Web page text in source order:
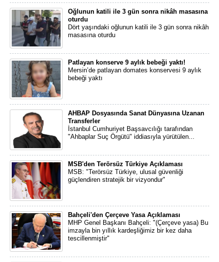
Oğlunun katili ile 3 gün sonra nikâh masasına
oturdu
Dört yaşındaki oğlunun katili ile 3 gün sonra nikâh
masasına oturdu
Patlayan konserve 9 aylık bebeği yaktı!
Mersin’de patlayan domates konservesi 9 aylık
bebeği yaktı
AHBAP Dosyasında Sanat Dünyasına Uzanan
Transferler
İstanbul Cumhuriyet Başsavcılığı tarafından
"Ahbaplar Suç Örgütü" iddiasıyla yürütülen...
MSB'den Terörsüz Türkiye Açıklaması
MSB: "Terörsüz Türkiye, ulusal güvenliği
güçlendiren stratejik bir vizyondur"
Bahçeli'den Çerçeve Yasa Açıklaması
MHP Genel Başkanı Bahçeli: "(Çerçeve yasa) Bu
imzayla bin yıllık kardeşliğimiz bir kez daha
tescillenmiştir"